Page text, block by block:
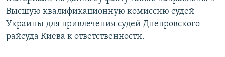
Высшую квалификационную комиссию судей
Украины для привлечения судей Днепровского
райсуда Киева к ответственности.